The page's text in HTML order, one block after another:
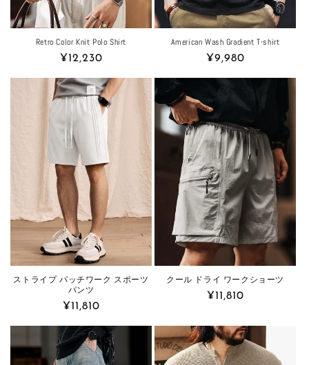
Retro Color Knit Polo Shirt
Regular
¥12,230
American Wash Gradient T-shirt
Regular
¥9,980
ストライプ パッチワーク スポーツ
パンツ
Regular
¥11,810
クール ドライ ワークショーツ
Regular
¥11,810